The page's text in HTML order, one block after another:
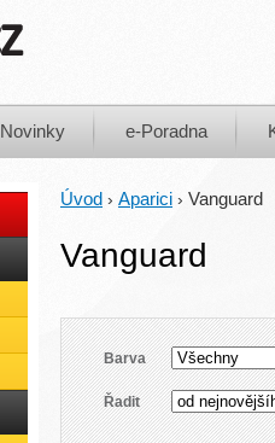
Novinky e-Poradna
Úvod › Aparici › Vanguard
Vanguard
Barva
Řadit